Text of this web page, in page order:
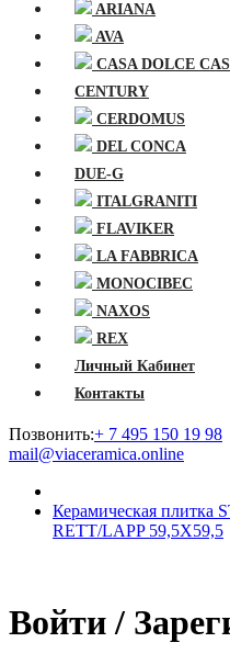
ARIANA
AVA
CASA DOLCE
CENTURY
CERDOMUS
DEL CONCA
DUE-G
ITALGRANITI
FLAVIKER
LA FABBRICA
MONOCIBEC
NAXOS
REX
Личный Кабинет
Контакты
Позвонить:+ 7 495 150 19 98
mail@viaceramica.online
Керамическая плитка
RETT/LAPP 59,5X59,5
Войти /